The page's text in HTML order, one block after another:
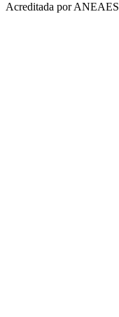
Acreditada por ANEAES